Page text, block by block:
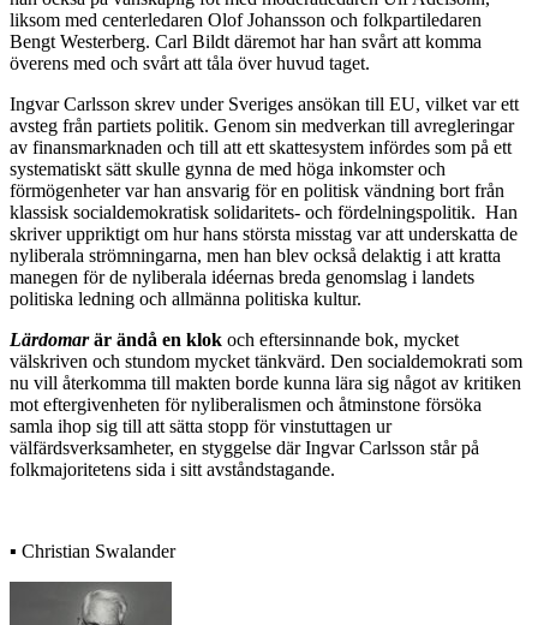
liksom med centerledaren Olof Johansson och folkpartiledaren
Bengt Westerberg. Carl Bildt däremot har han svårt att komma
överens med och svårt att tåla över huvud taget.
Ingvar Carlsson skrev under Sveriges ansökan till EU, vilket var ett
avsteg från partiets politik. Genom sin medverkan till avregleringar
av finansmarknaden och till att ett skattesystem infördes som på ett
systematiskt sätt skulle gynna de med höga inkomster och
förmögenheter var han ansvarig för en politisk vändning bort från
klassisk socialdemokratisk solidaritets- och fördelningspolitik. Han
skriver uppriktigt om hur hans största misstag var att underskatta de
nyliberala strömningarna, men han blev också delaktig i att kratta
manegen för de nyliberala idéernas breda genomslag i landets
politiska ledning och allmänna politiska kultur.
Lärdomarär ändå en klok och eftersinnande bok, mycket
välskriven och stundom mycket tänkvärd. Den socialdemokrati som
nu vill återkomma till makten borde kunna lära sig något av kritiken
mot eftergivenheten för nyliberalismen och åtminstone försöka
samla ihop sig till att sätta stopp för vinstuttagen ur
välfärdsverksamheter, en styggelse där Ingvar Carlsson står på
folkmajoritetens sida i sitt avståndstagande.
▪ Christian Swalander